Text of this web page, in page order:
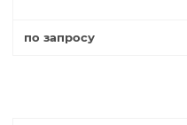
по запросу